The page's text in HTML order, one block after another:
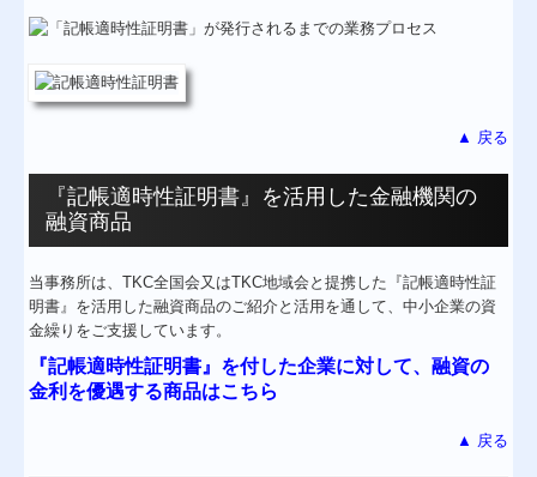
▲ 戻る
『記帳適時性証明書』を活用した金融機関の
融資商品
当事務所は、TKC全国会又はTKC地域会と提携した『記帳適時性証
明書 』 を活用した融資商品のご紹介と活用を通して、中小企業の資
金繰りをご支援しています。
『記帳適時性証明書』を付した企業に対して、融資の
金利を優遇する商品はこちら
▲ 戻る